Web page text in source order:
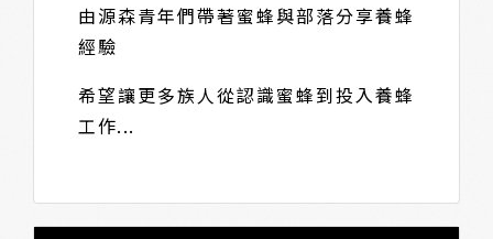
由源森青年們帶著蜜蜂與部落分享養蜂
經驗
希望讓更多族人從認識蜜蜂到投入養蜂
工作...